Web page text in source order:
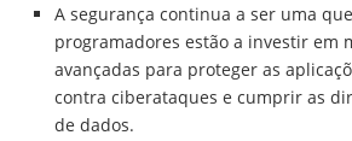
A segurança continua a ser uma
programadores estão a investir em
avançadas para proteger as
contra ciberataques e cumprir as
de dados.